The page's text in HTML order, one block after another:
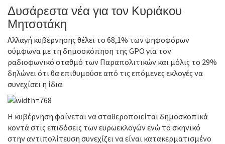
Δυσάρεστα νέα για τον Κυριάκου
Μητσοτάκη
Αλλαγή κυβέρνησης θέλει το 68,1% των ψηφοφόρων
σύμφωνα με τη δημοσκόπηση της GPO για τον
ραδιοφωνικό σταθμό των Παραπολιτικών και μόλις το 29%
δηλώνει ότι θα επιθυμούσε από τις επόμενες εκλογές να
συνεχίσει η ίδια.
Η κυβέρνηση φαίνεται να σταθεροποιείται δημοσκοπικά
κοντά στις επιδόσεις των ευρωεκλογών ενώ το σκηνικό
στην αντιπολίτευση συνεχίζει να είναι κατακερματισμένο